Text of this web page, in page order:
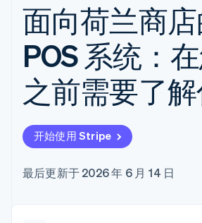
在线支付
Managed
Payments
备案商家解决
方案
Payment links
无代码支付
预构建支付界
面
Elements
灵活的 UI 组件
Payment
接入 125+ 种支
经常性收入
Metronome
按用量计费
Subscriptions
订阅管理
Invoicing
一次性或定期
Tax
销售税和增值
Revenue
Recognition
Stripe Sigma
按应用场景
智能体商务
加密货币
电子商务
嵌入式金融
财务自动化
全球化企业
交易市场
库与 SDK
Stripe Apps
指南
接受线上付款
实施预置结账流程
构建平台或交易市场
管理订阅
发行稳定币支持的支付
指南
支持
获取支持
托管支持方案
专业服务
公司
面向荷兰商
POS 系统：
之前需要了
开始使用 Stripe
最后更新于 2026 年 6 月 14 日